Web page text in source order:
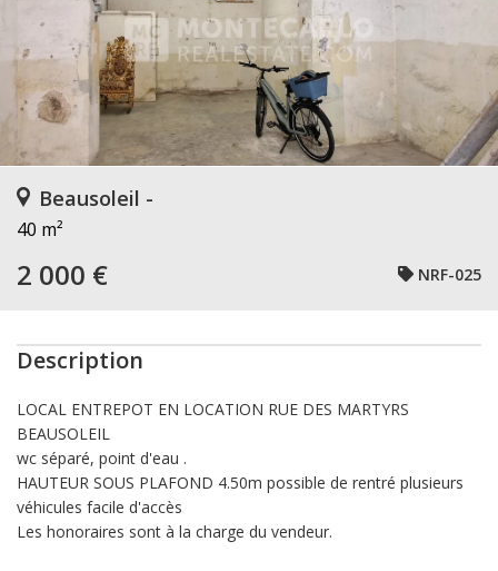
Beausoleil -
40 m²
2 000 € NRF-025
Description
LOCAL ENTREPOT EN LOCATION RUE DES MARTYRS
BEAUSOLEIL
wc séparé, point d'eau .
HAUTEUR SOUS PLAFOND 4.50m possible de rentré plusieurs
véhicules facile d'accès
Les honoraires sont à la charge du vendeur.